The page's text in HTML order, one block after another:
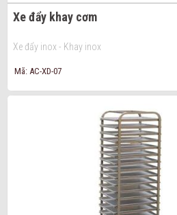
Xe đẩy khay cơm
Xe đẩy inox - Khay inox
Mã: AC-XD-07